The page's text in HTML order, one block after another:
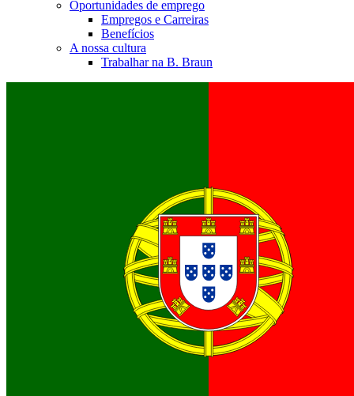
Oportunidades de emprego
Empregos e Carreiras
Benefícios
A nossa cultura
Trabalhar na B. Braun